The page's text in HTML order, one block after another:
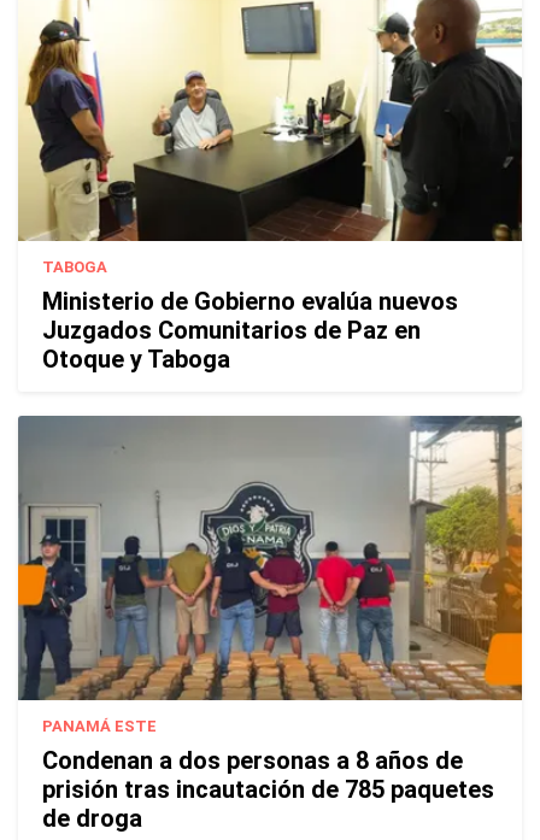
TABOGA
Ministerio de Gobierno evalúa nuevos
Juzgados Comunitarios de Paz en
Otoque y Taboga
PANAMÁ ESTE
Condenan a dos personas a 8 años de
prisión tras incautación de 785 paquetes
de droga